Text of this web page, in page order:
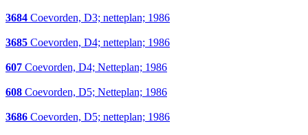
3684 Coevorden, D3; netteplan; 1986
3685 Coevorden, D4; netteplan; 1986
607 Coevorden, D4; Netteplan; 1986
608 Coevorden, D5; Netteplan; 1986
3686 Coevorden, D5; netteplan; 1986